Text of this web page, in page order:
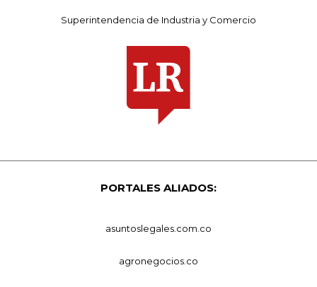
Superintendencia de Industria y Comercio
PORTALES ALIADOS:
asuntoslegales.com.co
agronegocios.co